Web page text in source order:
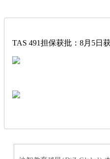
TAS 491担保获批：8月5日